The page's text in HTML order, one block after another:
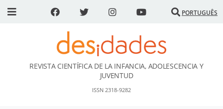
PORTUGUÊS
DESidades
REVISTA CIENTÍFICA DE LA INFANCIA, ADOLESCENCIA Y
JUVENTUD
ISSN 2318-9282